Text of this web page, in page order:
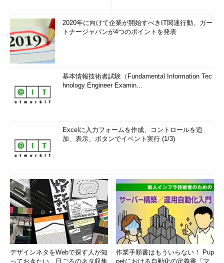
2020年に向けて企業が開始すべきIT関連行動、ガー
トナージャパンが4つのポイントを発表
基本情報技術者試験（Fundamental Information Tec
hnology Engineer Examin...
Excelに入力フォームを作成、コントロールを追
加、表示、ボタンでイベント実行 (1/3)
デザインネタをWebで探す人が知
っておきたい、日ごろのネタ収集
作業手順書はもういらない！ Pup
petにおける自動化の定義書「マ